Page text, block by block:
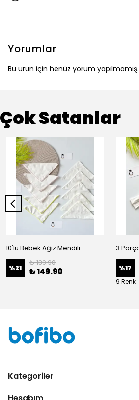
Yorumlar
Bu ürün için henüz yorum yapılmamış.
Çok Satanlar
10'lu Bebek Ağız Mendili
%21
₺ 189.90
₺ 149.90 %17
9 Renk
Kategoriler